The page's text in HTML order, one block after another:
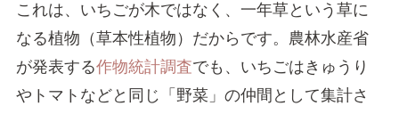
これは、いちごが木ではなく、一年草という草に
なる植物（草本性植物）だからです。農林水産省
が発表する作物統計調査でも、いちごはきゅうり
やトマトなどと同じ「野菜」の仲間として集計さ